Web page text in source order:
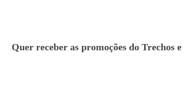
Quer receber as promoções do Trechos